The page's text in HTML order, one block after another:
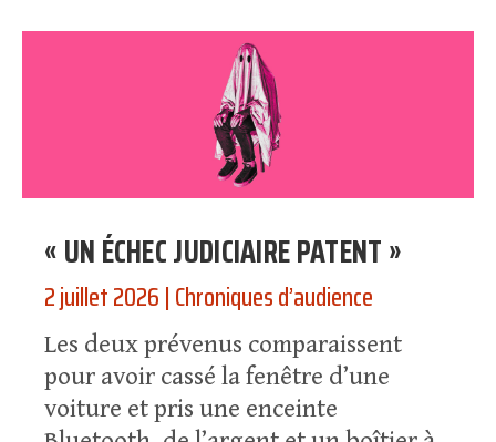
« UN ÉCHEC JUDICIAIRE PATENT »
2 juillet 2026|Chroniques d’audience
Les deux prévenus comparaissent
pour avoir cassé la fenêtre d’une
voiture et pris une enceinte